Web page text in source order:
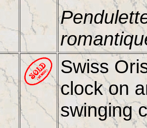
Swiss
clock on
swinging